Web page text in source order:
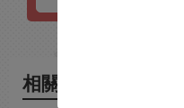
相關新聞